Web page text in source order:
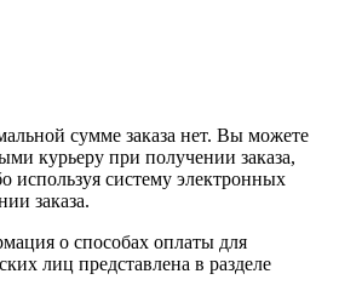
сумме заказа нет. Вы можете
курьеру при получении заказа,
используя систему электронных
заказа.
о способах оплаты для
лиц представлена в разделе